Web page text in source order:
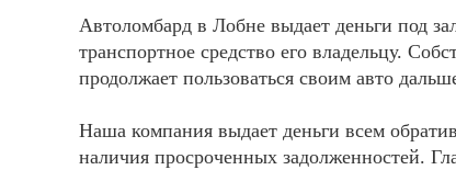
Автоломбард в Лобне выдает деньги под
транспортное средство его владельцу.
продолжает пользоваться своим авто
Наша компания выдает деньги всем
наличия просроченных задолженностей.